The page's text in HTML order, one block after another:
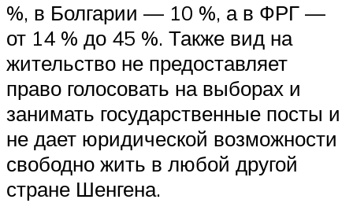
%, в Болгарии — 10 %, а в ФРГ —
от 14 % до 45 %. Также вид на
жительство не предоставляет
право голосовать на выборах и
занимать государственные посты и
не дает юридической возможности
свободно жить в любой другой
стране Шенгена.